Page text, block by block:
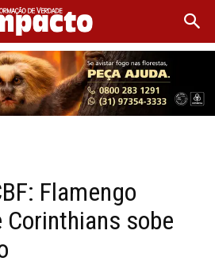
Flamengo
Corinthians sobe